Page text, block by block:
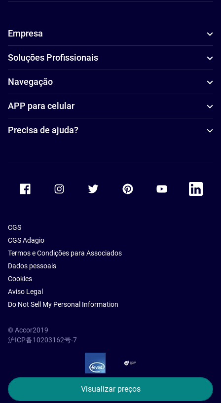
Visualizar preços
Empresa
Soluções Profissionais
Navegação
APP para celular
Precisa de ajuda?
Accor Facebook Accor TwitterAccor PinterestAccor Youtube
Accor
CGS
CGS Adagio
Termos e Condições para Associados
Dados pessoais
Cookies
Aviso Legal
Do Not Sell My Personal Information
© Accor2019
沪ICP备10203162号-7